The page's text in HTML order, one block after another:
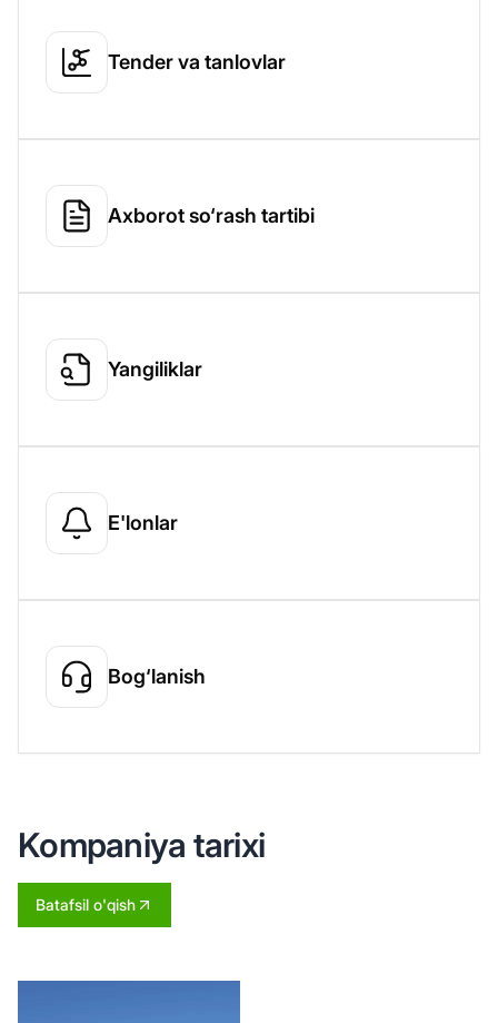
Tender va tanlovlar
Axborot so‘rash tartibi
Yangiliklar
E'lonlar
Bog‘lanish
Kompaniya tarixi
Batafsil o'qish